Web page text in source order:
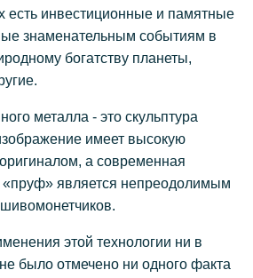
есть инвестиционные и памятные
знаменательным событиям в
богатству планеты,
металла - это скульптура
имеет высокую
а современная
«пруф» является непреодолимым
этой технологии ни в
было отмечено ни одного факта